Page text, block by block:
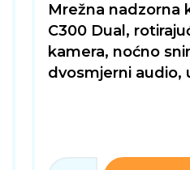
Mrežna nadzorna
C300 Dual,
kamera, noćno
dvosmjerni audio,